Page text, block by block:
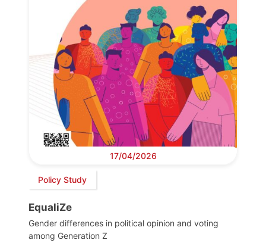
17/04/2026
Policy Study
EqualiZe
Gender differences in political opinion and voting
among Generation Z